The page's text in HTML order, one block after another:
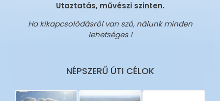
Utaztatás, művészi szinten.
Ha kikapcsolódásról van szó, nálunk minden
lehetséges !
NÉPSZERŰ ÚTI CÉLOK